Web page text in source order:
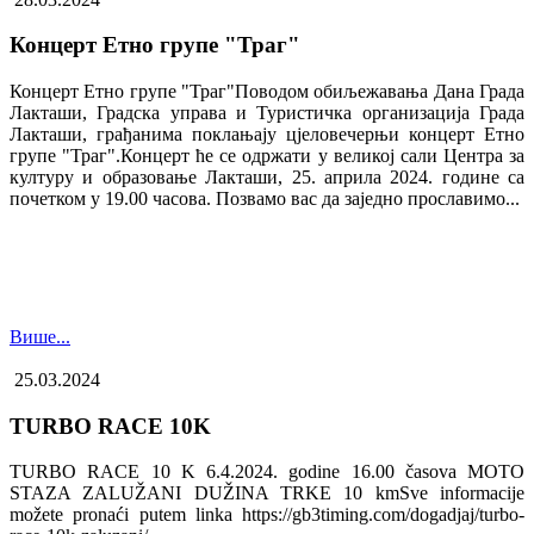
Концерт Етно групе "Траг"
Концерт Етно групе "Траг"Поводом обиљежавања Дана Града
Лакташи, Градска управа и Туристичка организација Града
Лакташи, грађанима поклањају цјеловечерњи концерт Етно
групе "Траг".Концерт ће се одржати у великој сали Центра за
културу и образовање Лакташи, 25. априла 2024. године са
почетком у 19.00 часова. Позвамо вас да заједно прославимо...
Више...
25.03.2024
TURBO RACE 10K
TURBO RACE 10 K 6.4.2024. godine 16.00 časova MOTO
STAZA ZALUŽANI DUŽINA TRKE 10 kmSve informacije
možete pronaći putem linka https://gb3timing.com/dogadjaj/turbo-